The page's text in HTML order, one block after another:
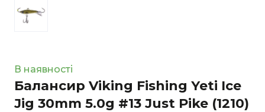
В наявності
Балансир Viking Fishing Yeti Ice
Jig 30mm 5.0g #13 Just Pike (1210)